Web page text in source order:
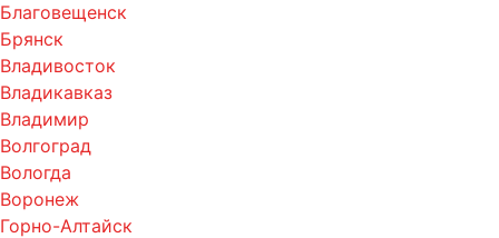
Благовещенск
Брянск
Владивосток
Владикавказ
Владимир
Волгоград
Вологда
Воронеж
Горно-Алтайск